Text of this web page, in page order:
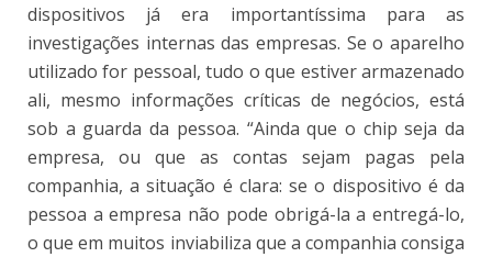
dispositivos já era importantíssima para as
investigações internas das empresas. Se o aparelho
utilizado for pessoal, tudo o que estiver armazenado
ali, mesmo informações críticas de negócios, está
sob a guarda da pessoa. “Ainda que o chip seja da
empresa, ou que as contas sejam pagas pela
companhia, a situação é clara: se o dispositivo é da
pessoa a empresa não pode obrigá-la a entregá-lo,
o que em muitos inviabiliza que a companhia consiga